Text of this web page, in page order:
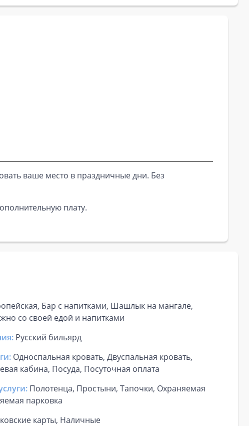
ваше место в праздничные дни. Без
плату.
Бар с напитками, Шашлык на мангале,
со своей едой и напитками
Русский бильярд
Односпальная кровать, Двуспальная кровать,
кабина, Посуда, Посуточная оплата
Полотенца, Простыни, Тапочки, Охраняемая
парковка
карты, Наличные